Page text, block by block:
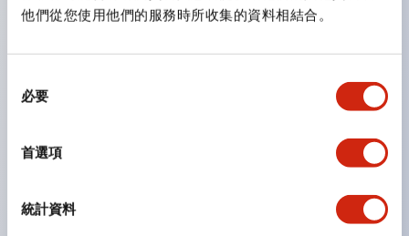
他們從您使用他們的服務時所收集的資料相結合。
必要
首選項
統計資料
需分色管理的 LED 燈泡，如今可用單一顆燈泡呈現多種
顏色。
可清楚辨識正方平頭形指示燈的亮燈/熄燈狀態，以及點
符合 ISO 3864-4 安全色規範：在危險或緊急狀況下，